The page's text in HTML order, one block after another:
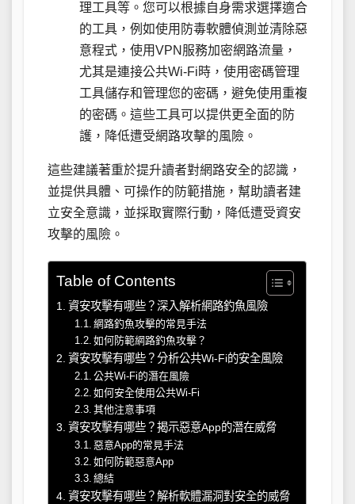
理工具等。您可以根據自身需求選擇適合
的工具，例如使用防毒軟體偵測並清除惡
意程式，使用VPN服務加密網路流量，
尤其是連接公共Wi-Fi時，使用密碼管理
工具儲存和管理您的密碼，避免使用重複
的密碼。這些工具可以提供更全面的防
護，降低遭受網路攻擊的風險。
這些建議著重於提升讀者對網路安全的認識，
並提供具體、可操作的防範措施，幫助讀者建
立安全意識，並採取實際行動，降低遭受資安
攻擊的風險。
Table of Contents
資安攻擊有哪些？深入解析網路釣魚風險
網路釣魚攻擊的常見手法
如何防範網路釣魚攻擊？
資安攻擊有哪些？分析公共Wi-Fi的安全風險
公共Wi-Fi的潛在風險
如何安全使用公共Wi-Fi
其他注意事項
資安攻擊有哪些？揭示惡意App的潛在威脅
惡意App的常見手法
如何防範惡意App
總結
資安攻擊有哪些？解析軟體漏洞對安全的威脅